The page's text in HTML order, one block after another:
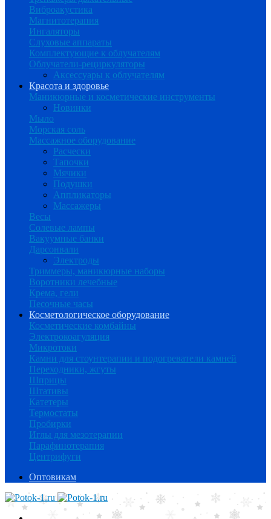
Виброакустика
Магнитотерапия
Ингаляторы
Слуховые аппараты
Комплектующие к облучателям
Облучатели-рециркуляторы
Аксессуары к облучателям
Красота и здоровье
Маникюрные и косметические инструменты
Новинки
Мыло
Морская соль
Массажное оборудование
Расчески
Тапочки
Мячики
Подушки
Аппликаторы
Массажеры
Весы
Солевые лампы
Вакуумные банки
Дарсонвали
Электроды
Триммеры, маникюрные наборы
Воротники лечебные
Крема, гели
Песочные часы
Косметологическое оборудование
Косметические комбайны
Электрокоагуляция
Микротоки
Камни для стоунтерапии и подогреватели камней
Переходники, жгуты
Шприцы
Штативы
Катетеры
Термостаты
Пробирки
Иглы для мезотерапии
Парафинотерапия
Центрифуги
Оптовикам